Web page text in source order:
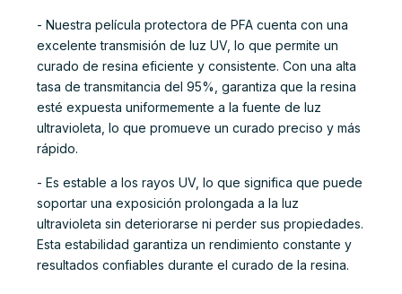
- Nuestra película protectora de PFA cuenta con una
excelente transmisión de luz UV, lo que permite un
curado de resina eficiente y consistente. Con una alta
tasa de transmitancia del 95%, garantiza que la resina
esté expuesta uniformemente a la fuente de luz
ultravioleta, lo que promueve un curado preciso y más
rápido.
- Es estable a los rayos UV, lo que significa que puede
soportar una exposición prolongada a la luz
ultravioleta sin deteriorarse ni perder sus propiedades.
Esta estabilidad garantiza un rendimiento constante y
resultados confiables durante el curado de la resina.